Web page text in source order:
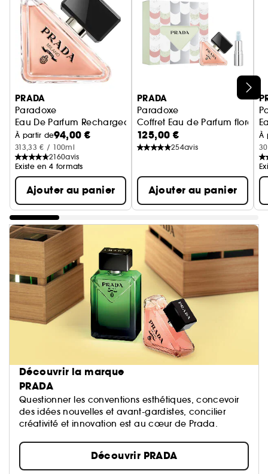
Ignorer le carrousel produits
PRADA
Paradoxe
Eau De Parfum Rechargeable
À partir de94,00 €
313,33 € / 100ml
2160avis
Existe en 4 formats
Ajouter au panier
PRADA
Paradoxe
Coffret Eau de Parfum florale
125,00 €
254avis
Ajouter au panier
À
Découvrir la marque
PRADA
Questionner les conventions esthétiques, concevoir
des idées nouvelles et avant-gardistes, concilier
créativité et innovation est au cœur de Prada.
Découvrir PRADA